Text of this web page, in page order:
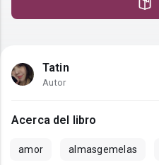
Tatin
Autor
Acerca del libro
amor almasgemelas